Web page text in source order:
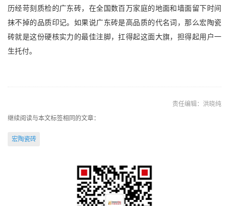
历经苛刻质检的广东砖，在全国数百万家庭的地面和墙面留下时间
抹不掉的品质印记。如果说广东砖是高品质的代名词，那么宏陶瓷
砖就是这份硬核实力的最佳注脚，扛得起这面大旗，担得起用户一
生托付。
责任编辑：洪晓纯
继续阅读与本文标签相同的文章：
宏陶瓷砖